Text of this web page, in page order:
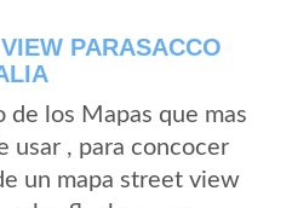
PARASACCO
de los Mapas que mas
usar , para concocer
un mapa street view